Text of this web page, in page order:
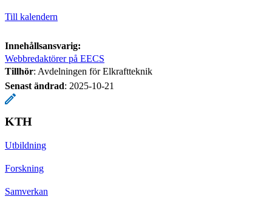
Till kalendern
Innehållsansvarig:
Webbredaktörer på EECS
Tillhör: Avdelningen för Elkraftteknik
Senast ändrad: 2025-10-21
KTH
Utbildning
Forskning
Samverkan